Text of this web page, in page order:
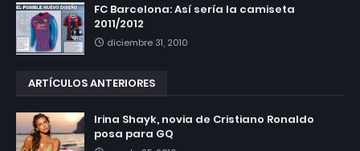
FC Barcelona: Así sería la camiseta
2011/2012
diciembre 31, 2010
ARTÍCULOS ANTERIORES
Irina Shayk, novia de Cristiano Ronaldo
posa para GQ